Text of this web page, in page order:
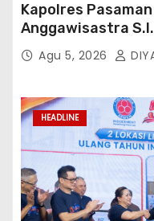
Kapolres
Anggawisastra
Kepala Cakrawala
Agu 5, 2026
HEADLINE